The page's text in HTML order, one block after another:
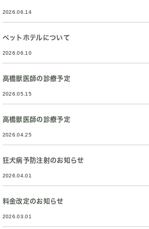
2026.06.14
ペットホテルについて
2026.06.10
高橋獣医師の診療予定
2026.05.15
高橋獣医師の診療予定
2026.04.25
狂犬病予防注射のお知らせ
2026.04.01
料金改定のお知らせ
2026.03.01